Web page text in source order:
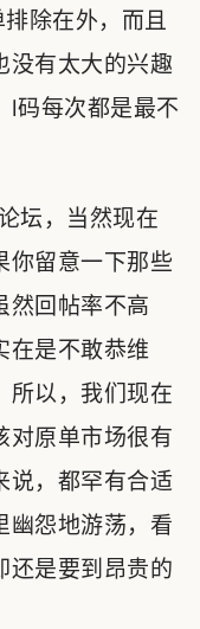
除在外，而且
没有太大的兴趣
码每次都是最不
坛，当然现在
你留意一下那些
然回帖率不高
是不敢恭维
以，我们现在
原单市场很有
说，都罕有合适
幽怨地游荡，看
还是要到昂贵的